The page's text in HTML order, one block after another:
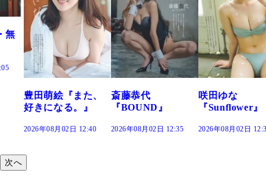
斎藤恭代
『BOUND』
2026年08月02日 12:35
咲田ゆな
『Sunflower』
2026年08月02日 12:30
藤水咲桜『花
だまり』
2026年08月02日
次へ